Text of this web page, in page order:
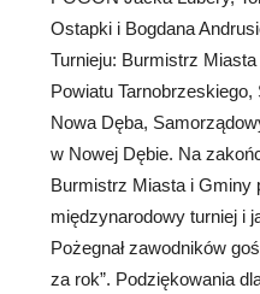
Ostapki i Bogdana
Turnieju: Burmistrz
Powiatu
Nowa Dęba,
w Nowej Dębie. Na
Burmistrz Miasta i Gminy
międzynarodowy turniej i
Pożegnał zawodników
za rok”. Podziękowania